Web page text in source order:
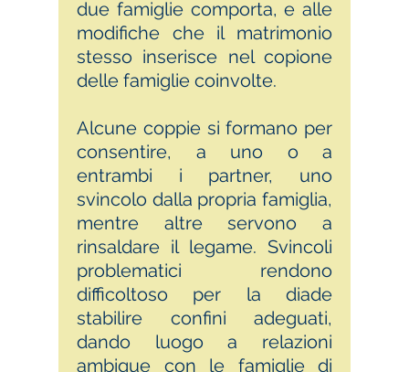
due famiglie comporta, e alle
modifiche che il matrimonio
stesso inserisce nel copione
delle famiglie coinvolte.
Alcune coppie si formano per
consentire, a uno o a
entrambi i partner, uno
svincolo dalla propria famiglia,
mentre altre servono a
rinsaldare il legame. Svincoli
problematici rendono
difficoltoso per la diade
stabilire confini adeguati,
dando luogo a relazioni
ambigue con le famiglie di